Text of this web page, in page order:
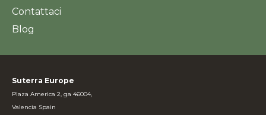
Contattaci
Blog
Suterra Europe
Plaza America 2, ga 46004,
Valencia Spain